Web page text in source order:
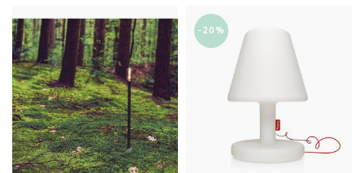
-20%